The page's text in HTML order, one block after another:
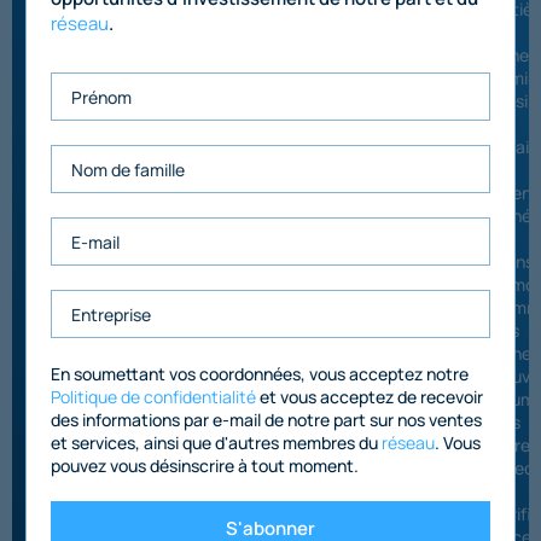
ligne,
ainsi
délais
Les
des
réseau.
En soumettant vos coordonnées, vous acceptez notre
Politique de confidentialitéet vous acceptez de recevoir
des informations par e-mail de notre part sur nos ventes
et services, ainsi que d'autres membres du réseau. Vous
pouvez vous désinscrire à tout moment.
S'abonner